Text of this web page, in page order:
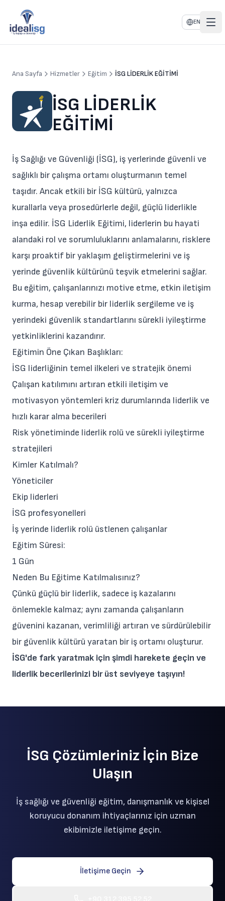
EN
Ana Sayfa Hizmetler Eğitim İSG LİDERLİK EĞİTİMİ
İSG LİDERLİK
EĞİTİMİ
İş Sağlığı ve Güvenliği (İSG), iş yerlerinde güvenli ve
sağlıklı bir çalışma ortamı oluşturmanın temel
taşıdır. Ancak etkili bir İSG kültürü, yalnızca
kurallarla veya prosedürlerle değil, güçlü liderlikle
inşa edilir. İSG Liderlik Eğitimi, liderlerin bu hayati
alandaki rol ve sorumluluklarını anlamalarını, risklere
karşı proaktif bir yaklaşım geliştirmelerini ve iş
yerinde güvenlik kültürünü teşvik etmelerini sağlar.
Bu eğitim, çalışanlarınızı motive etme, etkin iletişim
kurma, hesap verebilir bir liderlik sergileme ve iş
yerindeki güvenlik standartlarını sürekli iyileştirme
yetkinliklerini kazandırır.
Eğitimin Öne Çıkan Başlıkları:
İSG liderliğinin temel ilkeleri ve stratejik önemi
Çalışan katılımını artıran etkili iletişim ve
motivasyon yöntemleri kriz durumlarında liderlik ve
hızlı karar alma becerileri
Risk yönetiminde liderlik rolü ve sürekli iyileştirme
stratejileri
Kimler Katılmalı?
Yöneticiler
Ekip liderleri
İSG profesyonelleri
İş yerinde liderlik rolü üstlenen çalışanlar
Eğitim Süresi:
1 Gün
Neden Bu Eğitime Katılmalısınız?
Çünkü güçlü bir liderlik, sadece iş kazalarını
önlemekle kalmaz; aynı zamanda çalışanların
güvenini kazanan, verimliliği artıran ve sürdürülebilir
bir güvenlik kültürü yaratan bir iş ortamı oluşturur.
İSG'de fark yaratmak için şimdi harekete geçin ve
liderlik becerilerinizi bir üst seviyeye taşıyın!
İSG Çözümleriniz İçin Bize
Ulaşın
İş sağlığı ve güvenliği eğitim, danışmanlık ve kişisel
koruyucu donanım ihtiyaçlarınız için uzman
ekibimizle iletişime geçin.
İletişime Geçin